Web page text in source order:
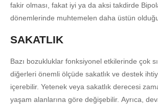
fakir olması, fakat iyi ya da aksi takdirde
dönemlerinde muhtemelen daha üstün
SAKATLIK
Bazı bozukluklar fonksiyonel etkilerinde çok
diğerleri önemli ölçüde sakatlık ve destek
içerebilir. Yetenek veya sakatlık derecesi
yaşam alanlarına göre değişebilir. Ayrıca,